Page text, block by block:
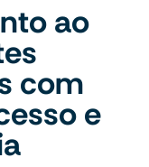
ao
com
e